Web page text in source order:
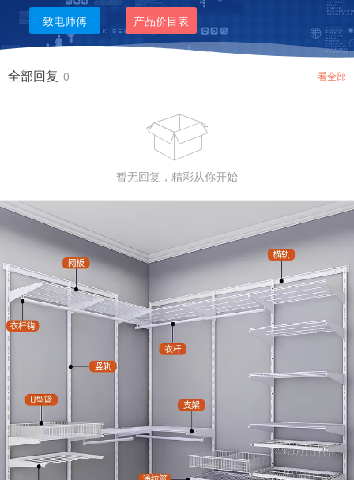
致电师傅 产品价目表
全部回复 0 看全部

暂无回复，精彩从你开始